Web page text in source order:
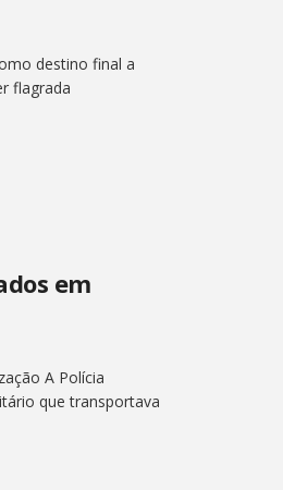
destino final a
flagrada
em
A Polícia
que transportava